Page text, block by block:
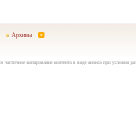
Архивы
частичное копирование контента в виде анонса при условии